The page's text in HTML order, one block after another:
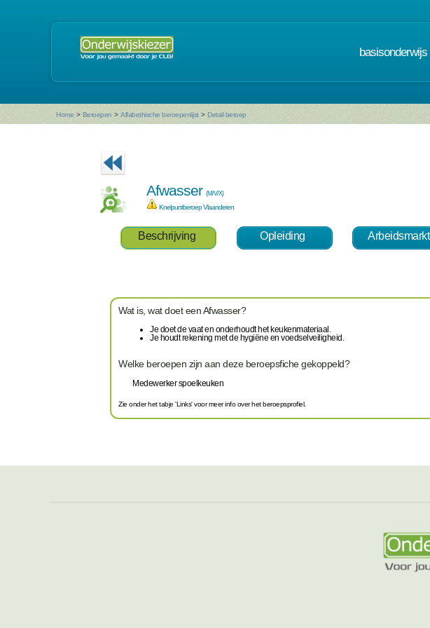
basisonderwijs
Home > Beroepen > Alfabethische beroepenlijst > Detail beroep
Afwasser (M/V/X)
Knelpuntberoep Vlaanderen
Beschrijving Opleiding Arbeidsmarkt
Wat is, wat doet een Afwasser?
Je doet de vaat en onderhoudt het keukenmateriaal.
Je houdt rekening met de hygiëne en voedselveiligheid.
Welke beroepen zijn aan deze beroepsfiche gekoppeld?
Medewerker spoelkeuken
Zie onder het tabje 'Links' voor meer info over het beroepsprofiel.